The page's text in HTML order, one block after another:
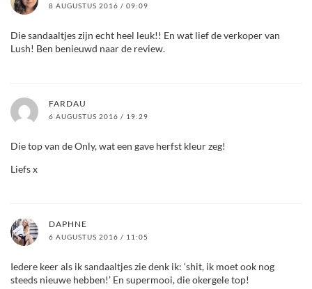
8 AUGUSTUS 2016 / 09:09
Die sandaaltjes zijn echt heel leuk!! En wat lief de verkoper van
Lush! Ben benieuwd naar de review.
FARDAU
6 AUGUSTUS 2016 / 19:29
Die top van de Only, wat een gave herfst kleur zeg!
Liefs x
DAPHNE
6 AUGUSTUS 2016 / 11:05
Iedere keer als ik sandaaltjes zie denk ik: ‘shit, ik moet ook nog
steeds nieuwe hebben!’ En supermooi, die okergele top!